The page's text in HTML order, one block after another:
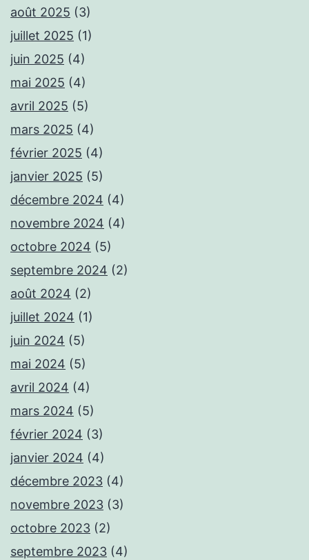
août 2025 (3)
juillet 2025 (1)
juin 2025 (4)
mai 2025 (4)
avril 2025 (5)
mars 2025 (4)
février 2025 (4)
janvier 2025 (5)
décembre 2024 (4)
novembre 2024 (4)
octobre 2024 (5)
septembre 2024 (2)
août 2024 (2)
juillet 2024 (1)
juin 2024 (5)
mai 2024 (5)
avril 2024 (4)
mars 2024 (5)
février 2024 (3)
janvier 2024 (4)
décembre 2023 (4)
novembre 2023 (3)
octobre 2023 (2)
septembre 2023 (4)